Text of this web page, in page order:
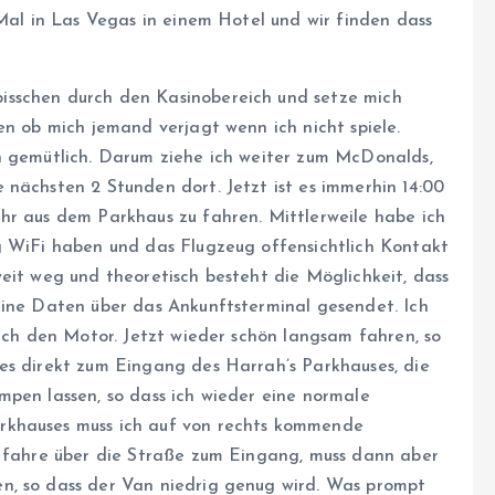
in Las Vegas in einem Hotel und wir finden dass
durch den Kasinobereich und setze mich
ob mich jemand verjagt wenn ich nicht spiele.
Darum ziehe ich weiter zum McDonalds,
2 Stunden dort. Jetzt ist es immerhin 14:00
aus dem Parkhaus zu fahren. Mittlerweile habe ich
haben und das Flugzeug offensichtlich Kontakt
weg und theoretisch besteht die Möglichkeit, dass
Daten über das Ankunftsterminal gesendet. Ich
den Motor. Jetzt wieder schön langsam fahren, so
zum Eingang des Harrah’s Parkhauses, die
lassen, so dass ich wieder eine normale
muss ich auf von rechts kommende
über die Straße zum Eingang, muss dann aber
so dass der Van niedrig genug wird. Was prompt